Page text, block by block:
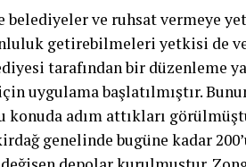
belediyeler ve ruhsat vermeye
getirebilmeleri yetkisi de
tarafından bir düzenleme
uygulama başlatılmıştır.
konuda adım attıkları
genelinde bugüne kadar